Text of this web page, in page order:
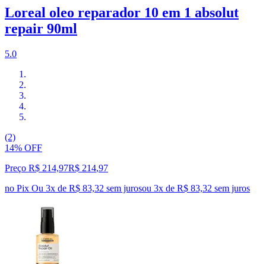
Loreal oleo reparador 10 em 1 absolut
repair 90ml
5.0
(2)
14% OFF
Preço R$ 214,97R$ 214,97
no Pix Ou 3x de R$ 83,32 sem jurosou 3x de R$ 83,32 sem juros